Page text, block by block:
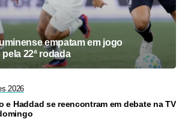
empatam em jogo
22ª rodada
2026
e Haddad se reencontram em debate na TV